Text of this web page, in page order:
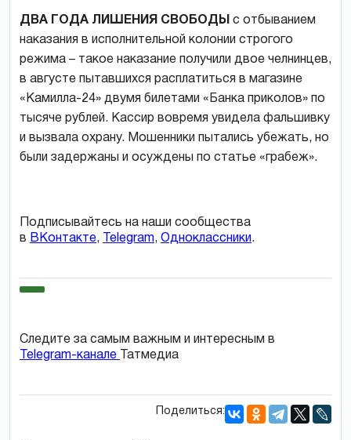
ДВА ГОДА ЛИШЕНИЯ СВОБОДЫ с отбыванием
наказания в исполнительной колонии строгого
режима – такое наказание получили двое челнинцев,
в августе пытавшихся расплатиться в магазине
«Камилла-24» двумя билетами «Банка приколов» по
тысяче рублей. Кассир вовремя увидела фальшивку
и вызвала охрану. Мошенники пытались убежать, но
были задержаны и осуждены по статье «грабеж».
Подписывайтесь на наши сообщества
в ВКонтакте, Telegram, Одноклассники.
Следите за самым важным и интересным в
Telegram-канале
Татмедиа
Поделиться: